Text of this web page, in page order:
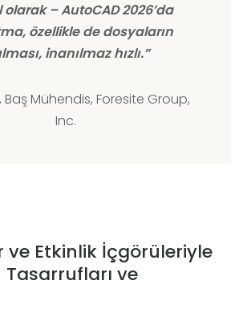
olarak – AutoCAD 2026’da
özellikle de dosyaların
inanılmaz hızlı.”
Baş Mühendis, Foresite Group,
Inc.
ve Etkinlik İçgörüleriyle
ve